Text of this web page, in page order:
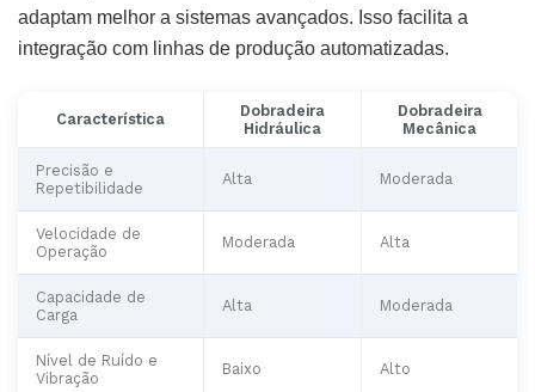
adaptam melhor a sistemas avançados. Isso facilita a
integração com linhas de produção automatizadas.
Característica
Dobradeira
Hidráulica
Dobradeira
Mecânica
Precisão e
Repetibilidade
Alta Moderada
Velocidade de
Operação
Moderada Alta
Capacidade de
Carga
Alta Moderada
Nível de Ruído e
Vibração
Baixo Alto